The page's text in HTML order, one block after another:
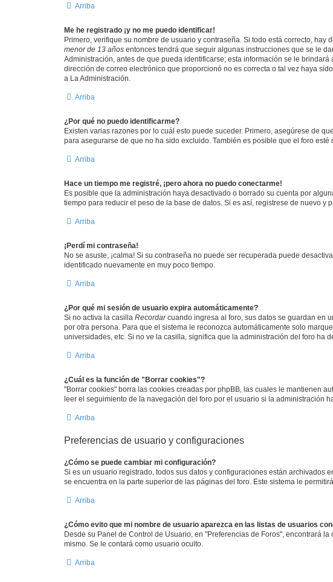
Arriba
Me he registrado ¡y no me puedo identificar!
Primero, verifique su nombre de usuario y contraseña. Si todo está correcto,
menor de 13 años entonces tendrá que seguir algunas instrucciones que se le
Administración, antes de que pueda identificarse; esta información se le
dirección de correo electrónico que proporcionó no es correcta o tal vez haya
a La Administración.
Arriba
¿Por qué no puedo identificarme?
Existen varias razones por lo cuál esto puede suceder. Primero, asegúrese de
para asegurarse de que no ha sido excluido. También es posible que el foro
Arriba
Hace un tiempo me registré, ¡pero ahora no puedo conectarme!
Es posible que la administración haya desactivado o borrado su cuenta por
tiempo para reducir el peso de la base de datos. Si es así, registrese de nuevo y
Arriba
¡Perdí mi contraseña!
No se asuste, ¡calma! Si su contraseña no puede ser recuperada puede
identificado nuevamente en muy poco tiempo.
Arriba
¿Por qué mi sesión de usuario expira automáticamente?
Si no activa la casilla Recordarcuando ingresa al foro, sus datos se guardan en
por otra persona. Para que el sistema le reconozca automáticamente solo
universidades, etc. Si no ve la casilla, significa que la administración del foro ha
Arriba
¿Cuál es la función de "Borrar cookies"?
"Borrar cookies" borra las cookies creadas por phpBB, las cuales le mantienen
leer el seguimiento de la navegación del foro por el usuario si la administración
Arriba
Preferencias de usuario y configuraciones
¿Cómo se puede cambiar mi configuración?
Si es un usuario registrado, todos sus datos y configuraciones están archivados
se encuentra en la parte superior de las páginas del foro. Este sistema le
Arriba
¿Cómo evito que mi nombre de usuario aparezca en las listas de usuarios
Desde su Panel de Control de Usuario, en "Preferencias de Foros", encontrará la
mismo. Se le contará como usuario oculto.
Arriba